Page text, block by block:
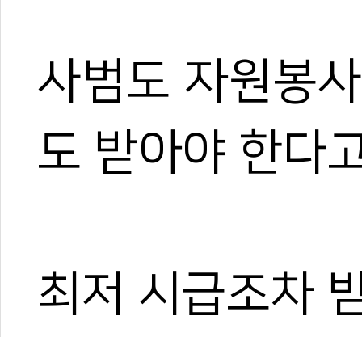
사범도 자원봉
도 받아야 한다
최저 시급조차